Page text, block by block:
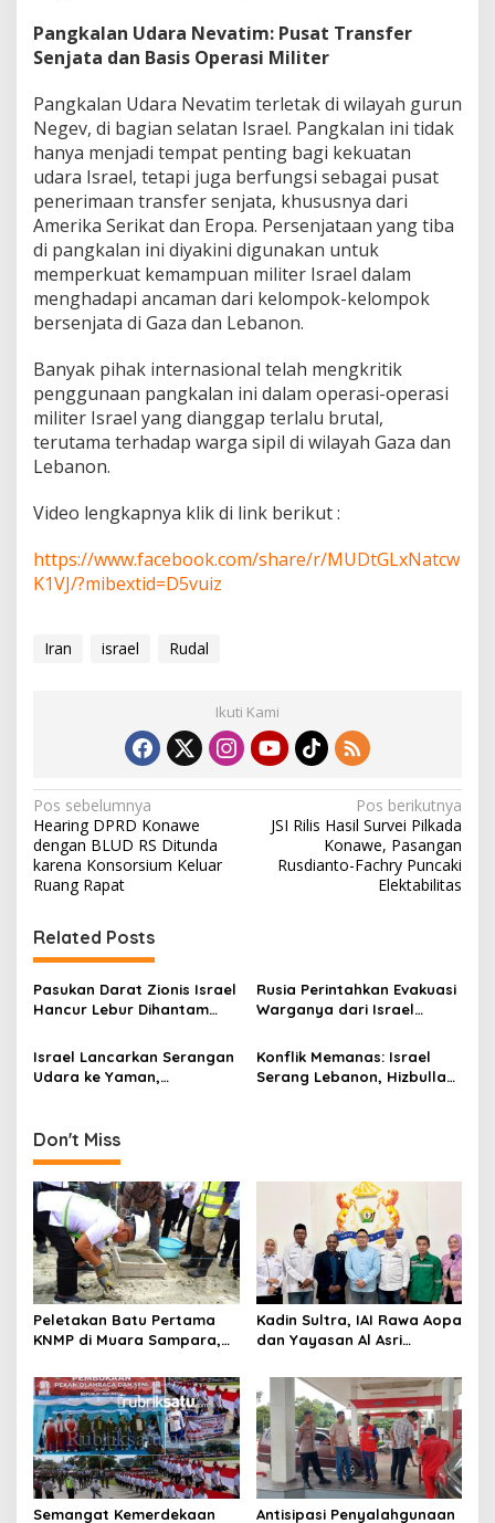
Pangkalan Udara Nevatim: Pusat Transfer
Senjata dan Basis Operasi Militer
Pangkalan Udara Nevatim terletak di wilayah gurun
Negev, di bagian selatan Israel. Pangkalan ini tidak
hanya menjadi tempat penting bagi kekuatan
udara Israel, tetapi juga berfungsi sebagai pusat
penerimaan transfer senjata, khususnya dari
Amerika Serikat dan Eropa. Persenjataan yang tiba
di pangkalan ini diyakini digunakan untuk
memperkuat kemampuan militer Israel dalam
menghadapi ancaman dari kelompok-kelompok
bersenjata di Gaza dan Lebanon.
Banyak pihak internasional telah mengkritik
penggunaan pangkalan ini dalam operasi-operasi
militer Israel yang dianggap terlalu brutal,
terutama terhadap warga sipil di wilayah Gaza dan
Lebanon.
Video lengkapnya klik di link berikut :
https://www.facebook.com/share/r/MUDtGLxNatcw
K1VJ/?mibextid=D5vuiz
Iran israel Rudal
Ikuti Kami
N
a
v
i
g
a
s
i
p
o
Pos sebelumnya
Hearing DPRD Konawe
dengan BLUD RS Ditunda
karena Konsorsium Keluar
Ruang Rapat
Pos berikutnya
JSI Rilis Hasil Survei Pilkada
Konawe, Pasangan
Rusdianto-Fachry Puncaki
Elektabilitas
Related Posts
Pasukan Darat Zionis Israel
Hancur Lebur Dihantam
Rusia Perintahkan Evakuasi
Warganya dari Israel
Israel di Dekat Pangkalan
Khmeimim, Suriah
Israel Lancarkan Serangan
Udara ke Yaman,
Konflik Memanas: Israel
Serang Lebanon, Hizbullah
Don't Miss
Peletakan Batu Pertama
KNMP di Muara Sampara,
Jemput Program Pusat
Kadin Sultra, IAI Rawa Aopa
dan Yayasan Al Asri
Siap Kerja
Semangat Kemerdekaan Antisipasi Penyalahgunaan